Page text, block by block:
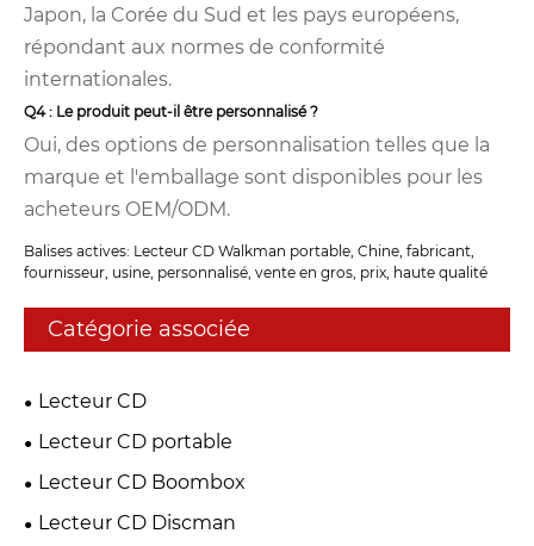
Japon, la Corée du Sud et les pays européens,
répondant aux normes de conformité
internationales.
Q4 : Le produit peut-il être personnalisé ?
Oui, des options de personnalisation telles que la
marque et l'emballage sont disponibles pour les
acheteurs OEM/ODM.
Balises actives: Lecteur CD Walkman portable, Chine, fabricant,
fournisseur, usine, personnalisé, vente en gros, prix, haute qualité
Catégorie associée
Lecteur CD
Lecteur CD portable
Lecteur CD Boombox
Lecteur CD Discman